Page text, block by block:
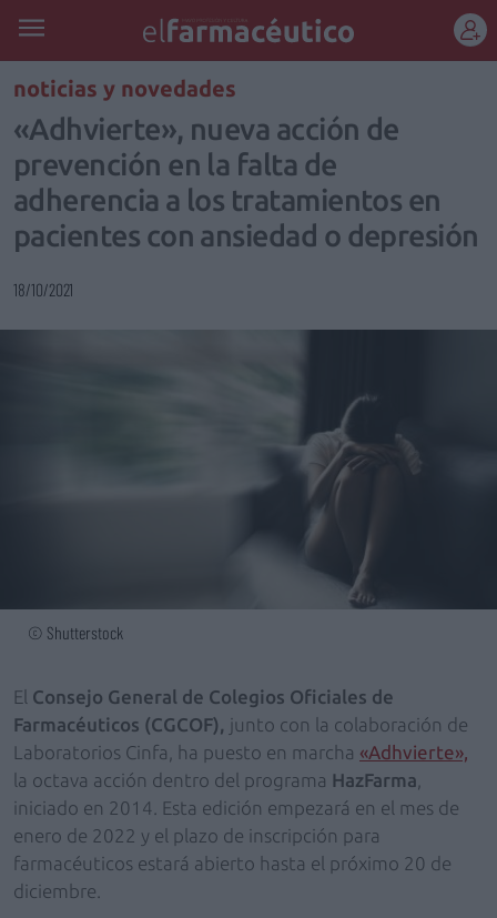
REGÍSTRATE
noticias y novedades
«Adhvierte», nueva acción de
prevención en la falta de
adherencia a los tratamientos en
pacientes con ansiedad o depresión
18/10/2021
© Shutterstock
El Consejo General de Colegios Oficiales de
Farmacéuticos (CGCOF), junto con la colaboración de
Laboratorios Cinfa, ha puesto en marcha «Adhvierte»,
la octava acción dentro del programa HazFarma
iniciado en 2014. Esta edición empezará en el mes de
enero de 2022 y el plazo de inscripción para
farmacéuticos estará abierto hasta el próximo 20 de
diciembre.